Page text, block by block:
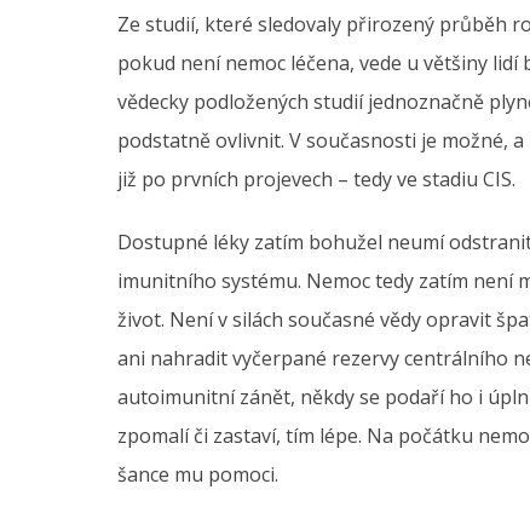
Ze studií, které sledovaly přirozený průběh
pokud není nemoc léčena, vede u většiny
vědecky podložených studií jednoznačně
podstatně ovlivnit. V současnosti je možné,
již po prvních projevech – tedy ve stadiu CIS.
Dostupné léky zatím bohužel neumí
imunitního systému. Nemoc tedy zatím není
život. Není v silách současné vědy opravit
ani nahradit vyčerpané rezervy centrálního
autoimunitní zánět, někdy se podaří ho i
zpomalí či zastaví, tím lépe. Na počátku
šance mu pomoci.